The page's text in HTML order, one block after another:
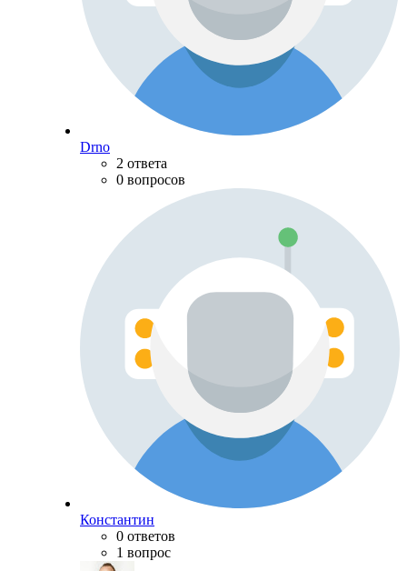
Drno
2 ответа
0 вопросов
Константин
0 ответов
1 вопрос